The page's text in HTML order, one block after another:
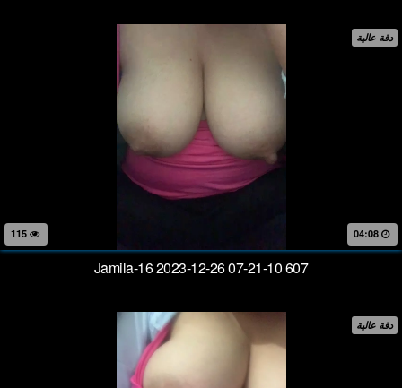
دقة عالية
04:08
Jamila-16 2023-12-26 07-21-10 607
دقة عالية